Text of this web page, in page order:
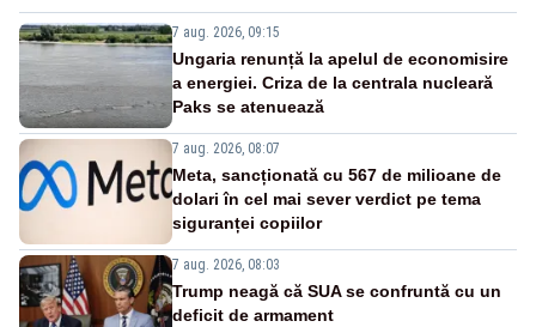
7 aug. 2026, 09:15
Ungaria renunță la apelul de economisire
a energiei. Criza de la centrala nucleară
Paks se atenuează
7 aug. 2026, 08:07
Meta, sancționată cu 567 de milioane de
dolari în cel mai sever verdict pe tema
siguranței copiilor
7 aug. 2026, 08:03
Trump neagă că SUA se confruntă cu un
deficit de armament